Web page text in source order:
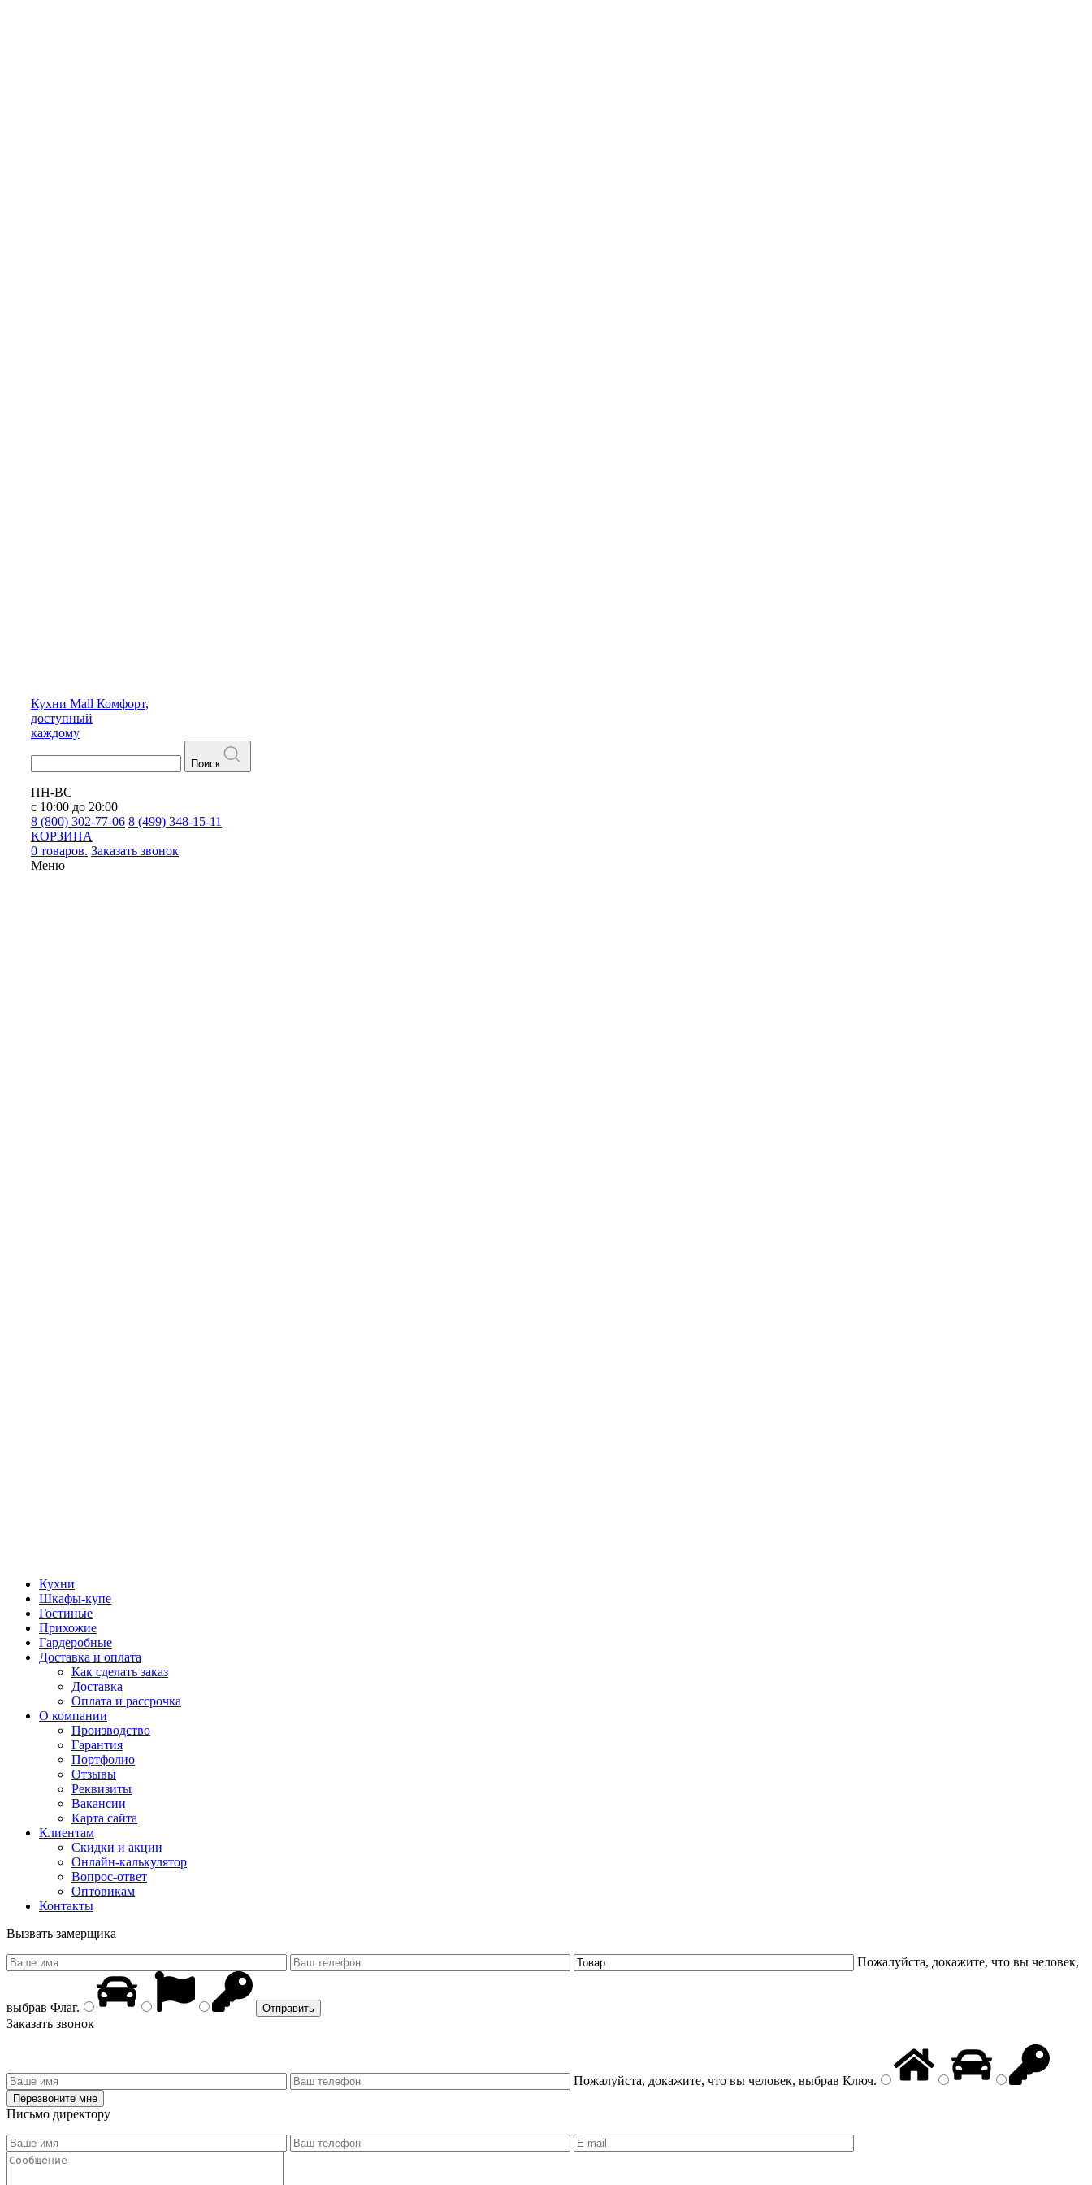
Кухни Mall Комфорт,
доступный
каждому
Поиск
ПН-ВС
с 10:00 до 20:00
8 (800) 302-77-06 8 (499) 348-15-11
КОРЗИНА
0 товаров. Заказать звонок
Меню
Кухни
Шкафы-купе
Гостиные
Прихожие
Гардеробные
Доставка и оплата
Как сделать заказ
Доставка
Оплата и рассрочка
О компании
Производство
Гарантия
Портфолио
Отзывы
Реквизиты
Вакансии
Карта сайта
Клиентам
Скидки и акции
Онлайн-калькулятор
Вопрос-ответ
Оптовикам
Контакты
Вызвать замерщика
Пожалуйста, докажите, что вы человек,
выбрав Флаг.
Заказать звонок
Пожалуйста, докажите, что вы человек, выбрав Ключ.
Письмо директору